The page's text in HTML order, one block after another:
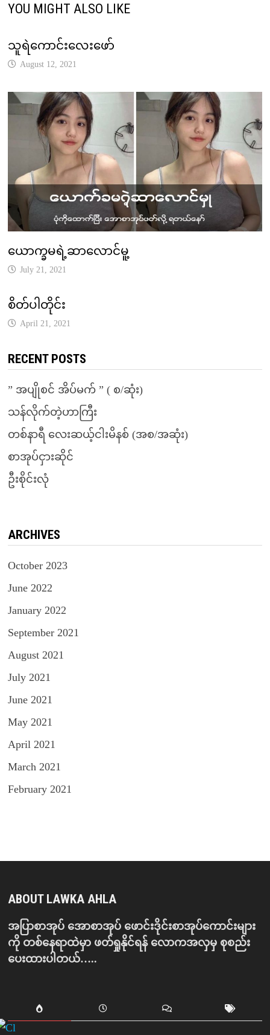
YOU MIGHT ALSO LIKE
သူရဲကောင်းလေးဖော်
August 12, 2021
ယောက္ခမရဲ့ဆာလောင်မူ့
July 21, 2021
စိတ်ပါတိုင်း
April 21, 2021
RECENT POSTS
” အပျိုစင် အိပ်မက် ” ( စ/ဆုံး)
သန်လိုက်တဲ့ဟာကြီး
တစ်နာရီ လေးဆယ့်ငါးမိနစ် (အစ/အဆုံး)
စာအုပ်ငှားဆိုင်
ဦးစိုင်းလုံ
ARCHIVES
October 2023
June 2022
January 2022
September 2021
August 2021
July 2021
June 2021
May 2021
April 2021
March 2021
February 2021
ABOUT LAWKA AHLA
အပြာစာအုပ် အောစာအုပ် ဖောင်းဒိုင်းစာအုပ်ကောင်းများ
ကို တစ်နေရာထဲမှာ ဖတ်ရှုနိုင်ရန် လောကအလှမှ စုစည်း
ပေးထားပါတယ်…..